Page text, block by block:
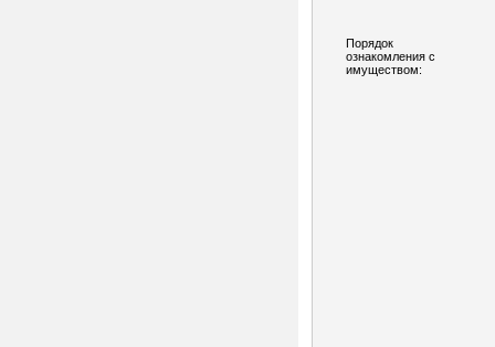
Порядок
ознакомления с
имуществом: